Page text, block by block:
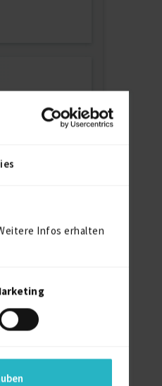
Infos erhalten